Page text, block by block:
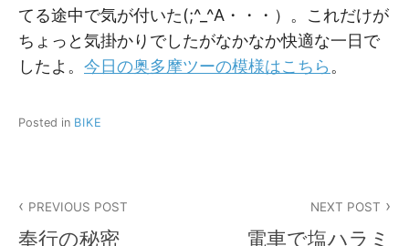
てる途中で気が付いた(;^_^A・・・）。これだけが
ちょっと気掛かりでしたがなかなか快適な一日で
したよ。 今日の奥多摩ツーの模様はこちら 。
Posted in BIKE
稿
PREVIOUS POST
奉行の秘密
NEXT POST
電車で塩ハラミ